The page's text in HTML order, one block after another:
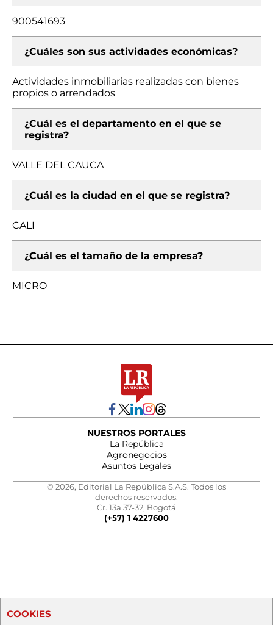
900541693
¿Cuáles son sus actividades económicas?
Actividades inmobiliarias realizadas con bienes
propios o arrendados
¿Cuál es el departamento en el que se
registra?
VALLE DEL CAUCA
¿Cuál es la ciudad en el que se registra?
CALI
¿Cuál es el tamaño de la empresa?
MICRO
NUESTROS PORTALES
La República
Agronegocios
Asuntos Legales
© 2026, Editorial La República S.A.S. Todos los
derechos reservados.
Cr. 13a 37-32, Bogotá
(+57) 1 4227600
COOKIES